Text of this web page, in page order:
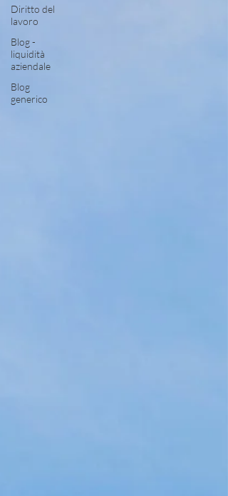
Diritto del
lavoro
Blog -
liquidità
aziendale
Blog
generico